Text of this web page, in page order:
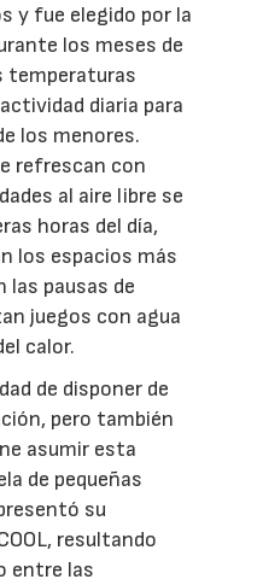
y fue elegido por la
los meses de
temperaturas
diaria para
los menores.
refrescan con
al aire libre se
horas del día,
los espacios más
pausas de
juegos con agua
calor.
de disponer de
pero también
asumir esta
de pequeñas
su
resultando
entre las